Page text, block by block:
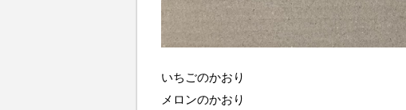
いちごのかおり
メロンのかおり